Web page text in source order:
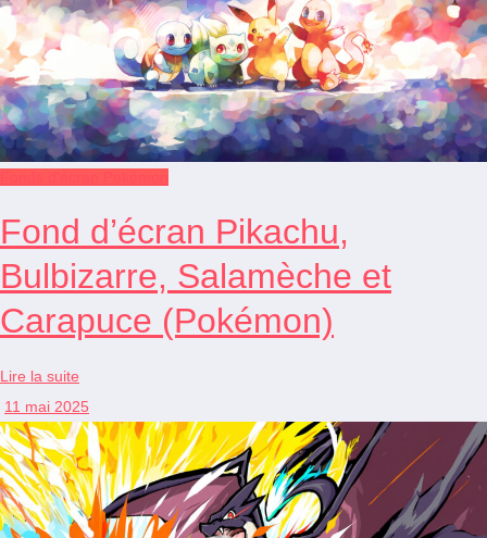
Fond d’écran Pikachu,
Bulbizarre, Salamèche et
Carapuce (Pokémon)
Lire la suite
11 mai 2025